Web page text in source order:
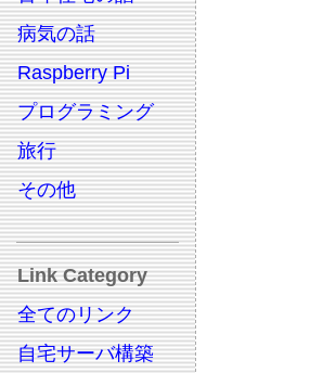
病気の話
Raspberry Pi
プログラミング
旅行
その他
Link Category
全てのリンク
自宅サーバ構築